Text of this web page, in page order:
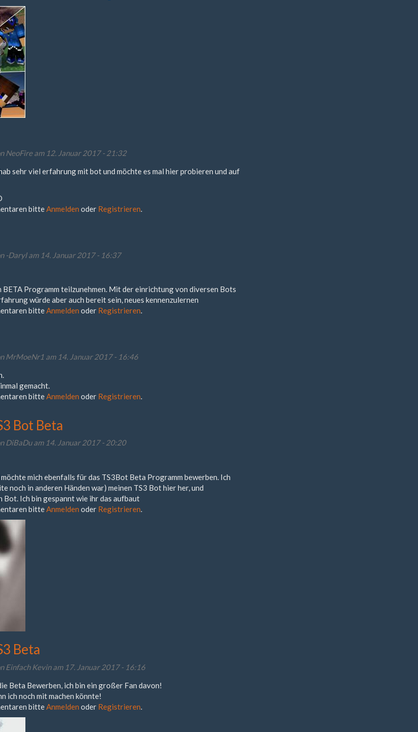
NeoFiream 12. Januar 2017 - 21:32
sehr viel erfahrung mit bot und möchte es mal hier probieren und auf
bitte Anmelden oder Registrieren
-Darylam 14. Januar 2017 - 16:37
BETA Programm teilzunehmen. Mit der einrichtung von diversen Bots
würde aber auch bereit sein, neues kennenzulernen
bitteAnmelden oder Registrieren.
MrMoeNr1 am 14. Januar 2017 - 16:46
gemacht.
bitteAnmelden oder Registrieren.
Bot Beta
DiBaDuam 14. Januar 2017 - 20:20
mich ebenfalls für das TS3Bot Beta Programm bewerben. Ich
noch in anderen Händen war) meinen TS3 Bot hier her, und
Bot. Ich bin gespannt wie ihr das aufbaut
bitte Anmelden oder Registrieren
Beta
Einfach Kevinam 17. Januar 2017 - 16:16
Beta Bewerben, ich bin ein großer Fan davon!
ich noch mit machen könnte!
bitte Anmelden oder Registrieren